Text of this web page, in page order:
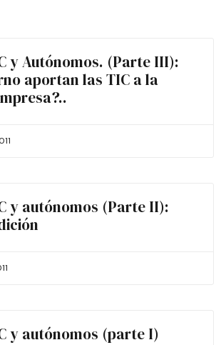
y Autónomos. (Parte III):
aportan las TIC a la
y autónomos (Parte II):
y autónomos (parte I)